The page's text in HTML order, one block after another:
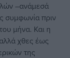
–ανάμεσά
συμφωνία πριν
μήνα. Και η
χθες έως
της